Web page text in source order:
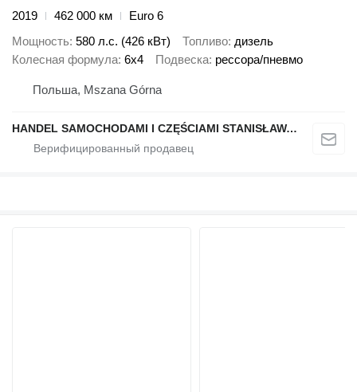
2019
462 000 км
Euro 6
Мощность 580 л.с. (426 кВт) Топливо дизель
Колесная формула 6x4 Подвеска рессора/пневмо
Польша, Mszana Górna
HANDEL SAMOCHODAMI I CZĘŚCIAMI STANISŁAWA RAPACZ